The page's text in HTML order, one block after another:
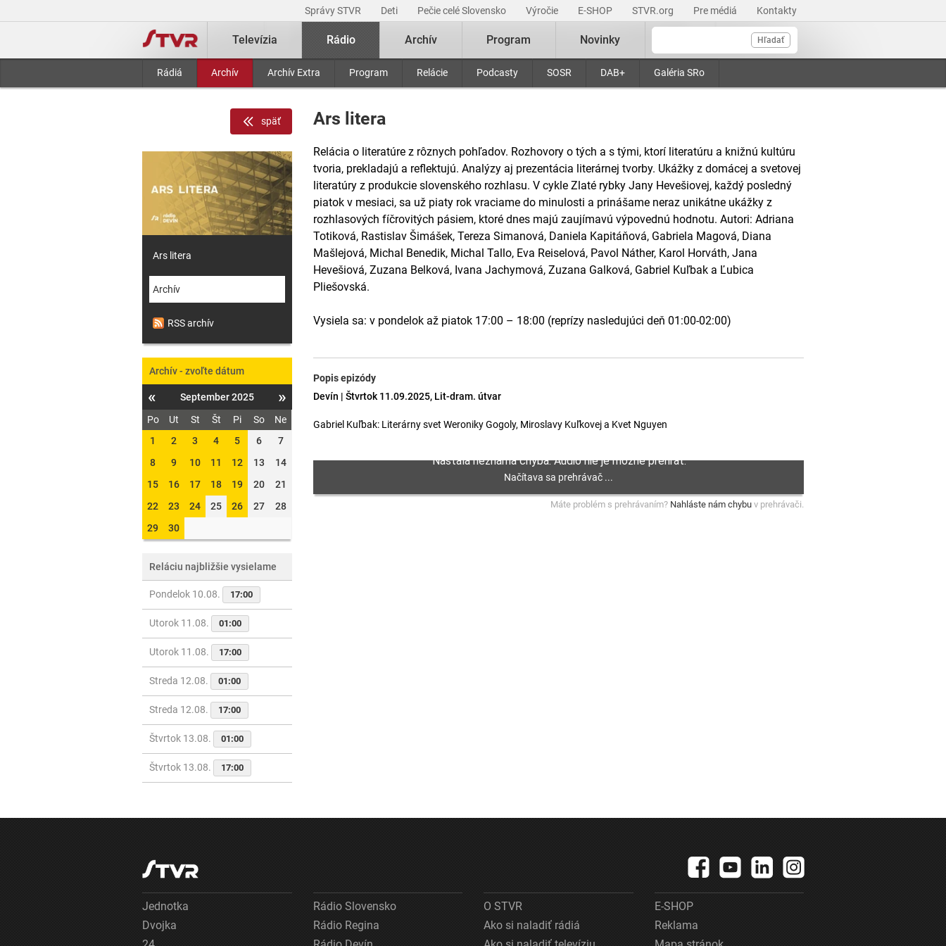
Správy STVR Deti Pečie celé Slovensko Výročie E-SHOP STVR.org Pre médiá Kontakty
Hľadať
Televízia Rádio
Rádiá Archív Archív Extra Program Relácie Podcasty SOSR DAB+ Galéria SRo
Archív Program Novinky
Ars litera
Relácia o literatúre z rôznych pohľadov. Rozhovory o tých a s tými, ktorí literatúru a knižnú kultúru
tvoria, prekladajú a reflektujú. Analýzy aj prezentácia literárnej tvorby. Ukážky z domácej a svetovej
literatúry z produkcie slovenského rozhlasu. V cykle Zlaté rybky Jany Hevešiovej, každý posledný
piatok v mesiaci, sa už piaty rok vraciame do minulosti a prinášame neraz unikátne ukážky z
rozhlasových fíčrovitých pásiem, ktoré dnes majú zaujímavú výpovednú hodnotu. Autori: Adriana
Totiková, Rastislav Šimášek, Tereza Simanová, Daniela Kapitáňová, Gabriela Magová, Diana
Mašlejová, Michal Benedik, Michal Tallo, Eva Reiselová, Pavol Náther, Karol Horváth, Jana
Hevešiová, Zuzana Belková, Ivana Jachymová, Zuzana Galková, Gabriel Kuľbak a Ľubica
Pliešovská.
Vysiela sa: v pondelok až piatok 17:00 – 18:00 (reprízy nasledujúci deň 01:00-02:00)
Popis epizódy
Devín | Štvrtok 11.09.2025, Lit-dram. útvar
Gabriel Kuľbak: Literárny svet Weroniky Gogoly, Miroslavy Kuľkovej a Kvet Nguyen
Máte problém s prehrávaním? Nahláste nám chybu v prehrávači.
späť
Ars litera
Archív
RSS archív
Archív - zvoľte dátum
« September 2025 »
Po Ut St Št Pi So
Ne
1
2 3 4 5 6
7
8
9 10 11 12 13
14
15
16 17 18 19 20
21
22
23 24 25 26 27
28
29
30
Reláciu najbližšie vysielame
Pondelok 10.08. 17:00
Utorok 11.08. 01:00
Utorok 11.08. 17:00
Streda 12.08. 01:00
Streda 12.08. 17:00
Štvrtok 13.08. 01:00
Štvrtok 13.08. 17:00
Jednotka
Dvojka
Rádio Slovensko
Rádio Regina
O STVR
Ako si naladiť rádiá
E-SHOP
Reklama